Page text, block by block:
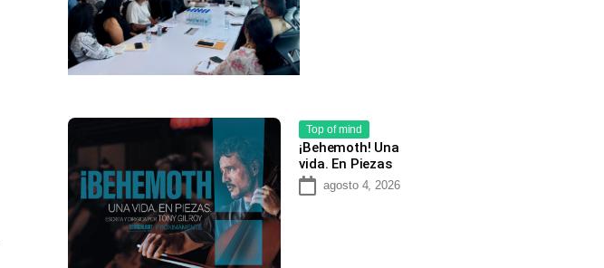
Top of mind
¡Behemoth! Una
vida. En Piezas
agosto 4, 2026